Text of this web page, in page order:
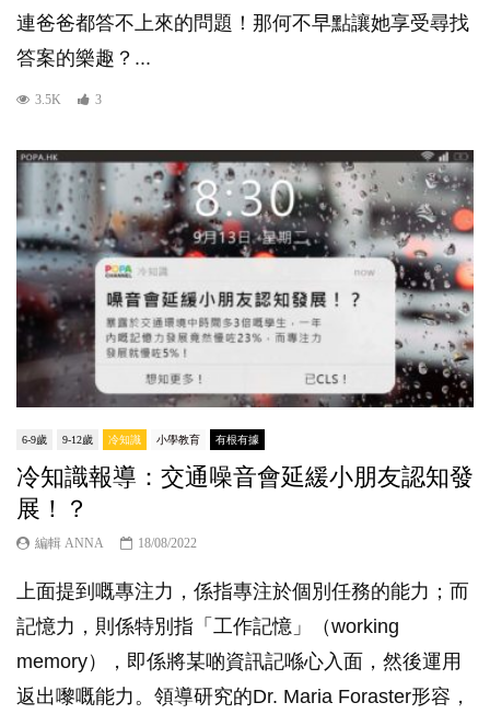
連爸爸都答不上來的問題！那何不早點讓她享受尋找
答案的樂趣？...
3.5K 3
6-9歲 9-12歲 冷知識 小學教育 有根有據
冷知識報導：交通噪音會延緩小朋友認知發
展！？
編輯 ANNA 18/08/2022
上面提到嘅專注力，係指專注於個別任務的能力；而
記憶力，則係特別指「工作記憶」（working
memory），即係將某啲資訊記喺心入面，然後運用
返出嚟嘅能力。領導研究的Dr. Maria Foraster形容，